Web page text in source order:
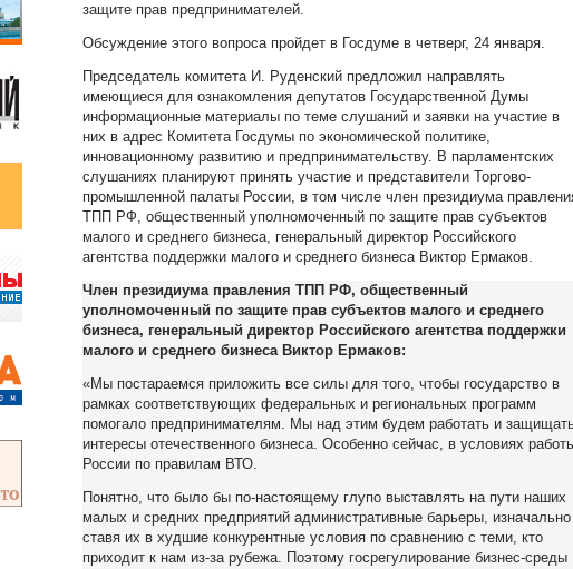
защите прав предпринимателей.
Обсуждение этого вопроса пройдет в Госдуме в четверг, 24 января.
Председатель комитета И. Руденский предложил направлять
имеющиеся для ознакомления депутатов Государственной Думы
информационные материалы по теме слушаний и заявки на участие в
них в адрес Комитета Госдумы по экономической политике,
инновационному развитию и предпринимательству. В парламентских
слушаниях планируют принять участие и представители Торгово-
промышленной палаты России, в том числе член президиума
ТПП РФ, общественный уполномоченный по защите прав субъектов
малого и среднего бизнеса, генеральный директор Российского
агентства поддержки малого и среднего бизнеса Виктор Ермаков.
Член президиума правления ТПП РФ, общественный
уполномоченный по защите прав субъектов малого и среднего
бизнеса, генеральный директор Российского агентства поддержки
малого и среднего бизнеса Виктор Ермаков:
«Мы постараемся приложить все силы для того, чтобы государство в
рамках соответствующих федеральных и региональных программ
помогало предпринимателям. Мы над этим будем работать и
интересы отечественного бизнеса. Особенно сейчас, в условиях
России по правилам ВТО.
Понятно, что было бы по-настоящему глупо выставлять на пути наших
малых и средних предприятий административные барьеры, изначально
ставя их в худшие конкурентные условия по сравнению с теми, кто
приходит к нам из-за рубежа. Поэтому госрегулирование бизнес-среды